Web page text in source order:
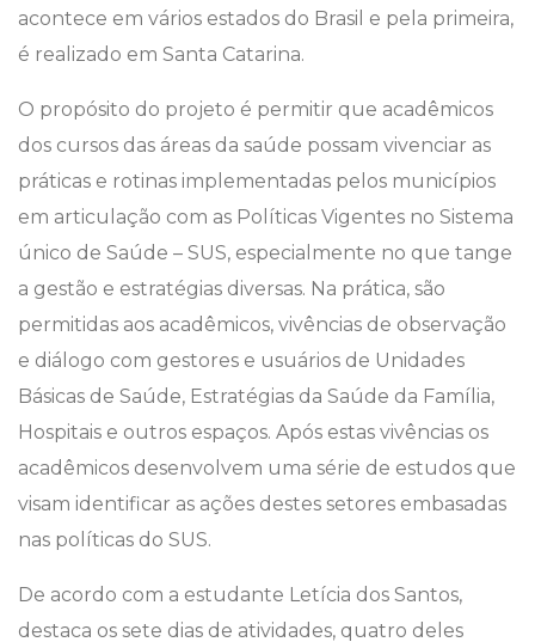
acontece em vários estados do Brasil e pela primeira,
é realizado em Santa Catarina.
O propósito do projeto é permitir que acadêmicos
dos cursos das áreas da saúde possam vivenciar as
práticas e rotinas implementadas pelos municípios
em articulação com as Políticas Vigentes no Sistema
único de Saúde – SUS, especialmente no que tange
a gestão e estratégias diversas. Na prática, são
permitidas aos acadêmicos, vivências de observação
e diálogo com gestores e usuários de Unidades
Básicas de Saúde, Estratégias da Saúde da Família,
Hospitais e outros espaços. Após estas vivências os
acadêmicos desenvolvem uma série de estudos que
visam identificar as ações destes setores embasadas
nas políticas do SUS.
De acordo com a estudante Letícia dos Santos,
destaca os sete dias de atividades, quatro deles